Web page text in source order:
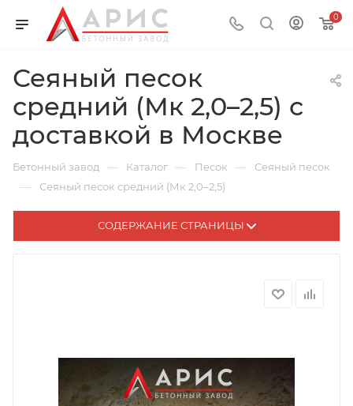
0
Сеяный песок
средний (Мк 2,0–2,5) с
доставкой в Москве
Бетонный завод — Каталог — Песок — Сеяный песок
— Сеяный песок средний (Мк 2,0–2,5)
СОДЕРЖАНИЕ СТРАНИЦЫ